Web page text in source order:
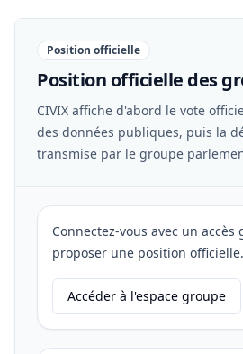
Position officielle
Position officielle des
CIVIX affiche d'abord le vote
des données publiques, puis la
transmise par le groupe
Connectez-vous avec un
proposer une position officielle.
Accéder à l'espace groupe